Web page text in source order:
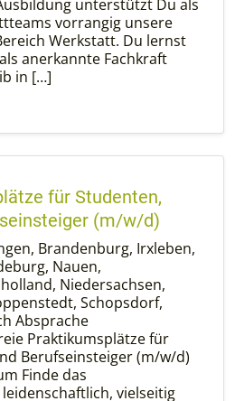
unterstützt Du als
vorrangig unsere
Werkstatt. Du lernst
anerkannte Fachkraft
in […]
für Studenten,
(m/w/d)
Brandenburg, Irxleben,
Nauen,
Niedersachsen,
Schopsdorf,
Absprache
Praktikumsplätze für
Berufseinsteiger (m/w/d)
Finde das
vielseitig